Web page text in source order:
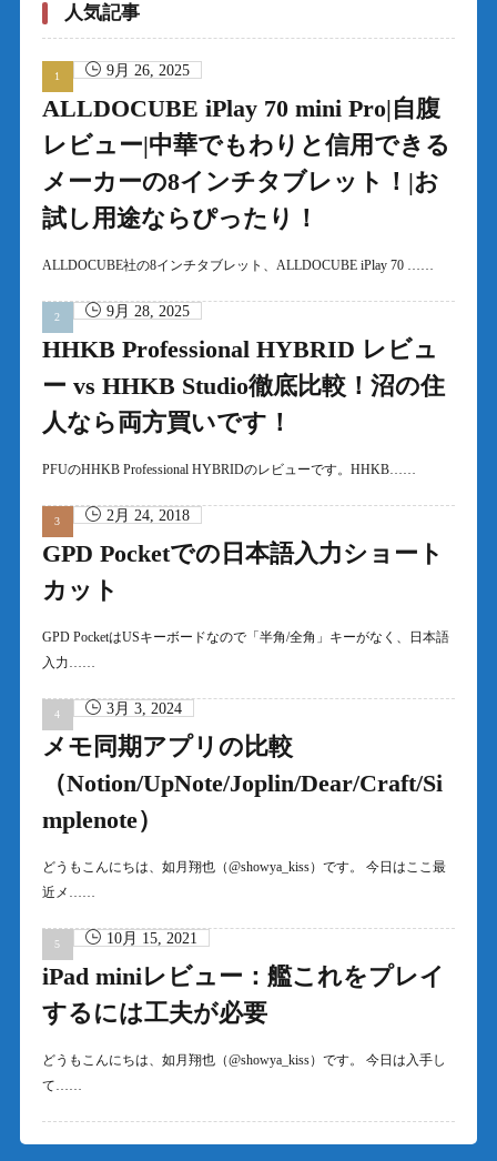
人気記事
9月 26, 2025
ALLDOCUBE iPlay 70 mini Pro|自腹
レビュー|中華でもわりと信用できる
メーカーの8インチタブレット！|お
試し用途ならぴったり！
ALLDOCUBE社の8インチタブレット、ALLDOCUBE iPlay 70 ……
9月 28, 2025
HHKB Professional HYBRID レビュ
ー vs HHKB Studio徹底比較！沼の住
人なら両方買いです！
PFUのHHKB Professional HYBRIDのレビューです。HHKB……
2月 24, 2018
GPD Pocketでの日本語入力ショート
カット
GPD PocketはUSキーボードなので「半角/全角」キーがなく、日本語
入力……
3月 3, 2024
メモ同期アプリの比較
（Notion/UpNote/Joplin/Dear/Craft/Si
mplenote）
どうもこんにちは、如月翔也（@showya_kiss）です。 今日はここ最
近メ……
10月 15, 2021
iPad miniレビュー：艦これをプレイ
するには工夫が必要
どうもこんにちは、如月翔也（@showya_kiss）です。 今日は入手し
て……